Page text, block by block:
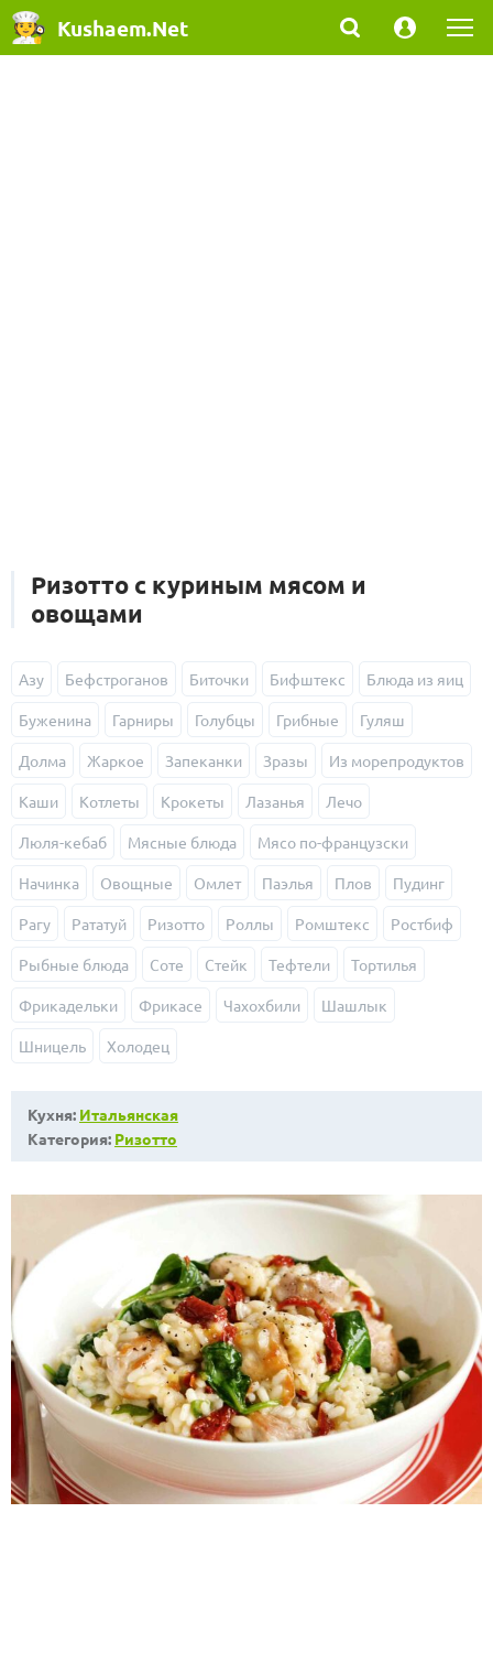
Kushaem.Net
Ризотто с куриным мясом и
овощами
Азу Бефстроганов Биточки Бифштекс Блюда из яиц
Буженина Гарниры Голубцы Грибные Гуляш
Долма Жаркое Запеканки Зразы Из морепродуктов
Каши Котлеты Крокеты Лазанья Лечо
Люля-кебаб Мясные блюда Мясо по-французски
Начинка Овощные Омлет Паэлья Плов Пудинг
Рагу Рататуй Ризотто Роллы Ромштекс Ростбиф
Рыбные блюда Соте Стейк Тефтели Тортилья
Фрикадельки Фрикасе Чахохбили Шашлык
Шницель Холодец
Кухня: Итальянская
Категория: Ризотто